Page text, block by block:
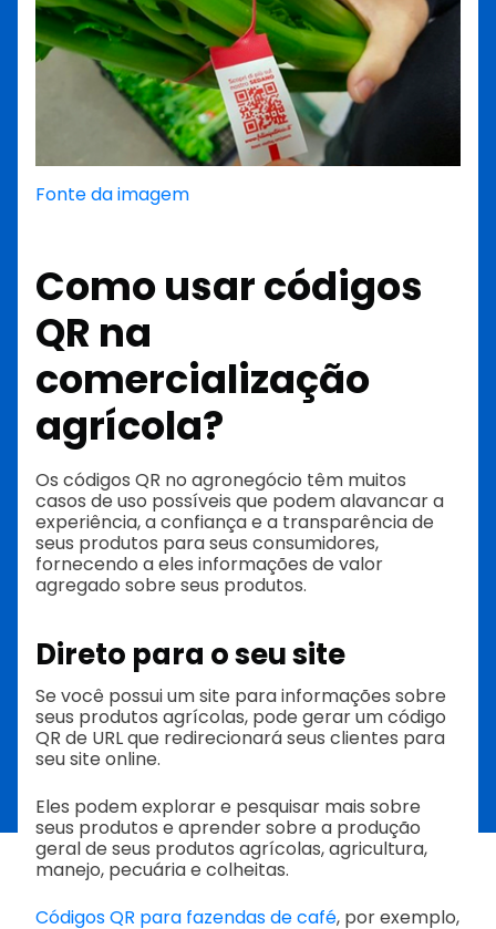
Fonte da imagem
Como usar códigos
QR na
comercialização
agrícola?
Os códigos QR no agronegócio têm muitos
casos de uso possíveis que podem alavancar a
experiência, a confiança e a transparência de
seus produtos para seus consumidores,
fornecendo a eles informações de valor
agregado sobre seus produtos.
Direto para o seu site
Se você possui um site para informações sobre
seus produtos agrícolas, pode gerar um código
QR de URL que redirecionará seus clientes para
seu site online.
Eles podem explorar e pesquisar mais sobre
seus produtos e aprender sobre a produção
geral de seus produtos agrícolas, agricultura,
manejo, pecuária e colheitas.
Códigos QR para fazendas de café, por exemplo,